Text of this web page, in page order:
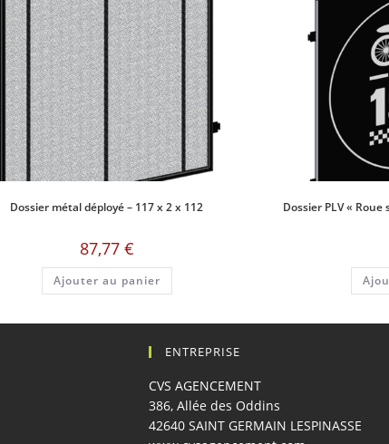
Dossier métal déployé – 117 x 2 x 112
87,77 €
Ajouter au panier
Dossier PLV «
ENTREPRISE
CVS AGENCEMENT
386, Allée des Oddins
42640 SAINT GERMAIN LESPINASSE